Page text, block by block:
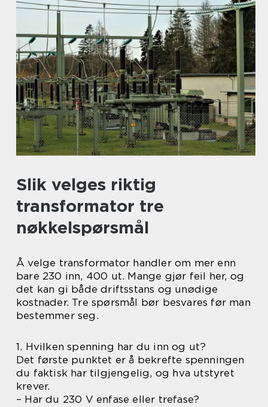
Slik velges riktig
transformator tre
nøkkelspørsmål
Å velge transformator handler om mer enn
bare 230 inn, 400 ut. Mange gjør feil her, og
det kan gi både driftsstans og unødige
kostnader. Tre spørsmål bør besvares før man
bestemmer seg.
1. Hvilken spenning har du inn og ut?
Det første punktet er å bekrefte spenningen
du faktisk har tilgjengelig, og hva utstyret
krever.
– Har du 230 V enfase eller trefase?